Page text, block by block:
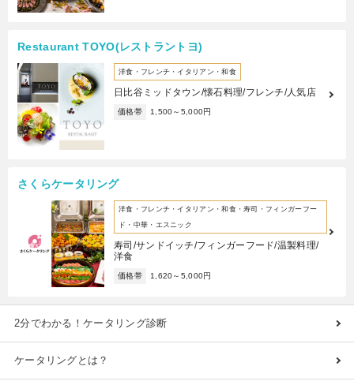
Restaurant TOYO(レストラントヨ)
洋食・フレンチ・イタリアン・和食
日比谷ミッドタウン/懐石料理/フレンチ/人気店
価格帯 1,500～5,000円
さくらケータリング
洋食・フレンチ・イタリアン・和食・寿司・フィンガーフー
ド・中華・エスニック
寿司/サンドイッチ/フィンガーフード/温製料理/
洋食
価格帯 1,620～5,000円
2分でわかる！ケータリング診断
ケータリングとは？